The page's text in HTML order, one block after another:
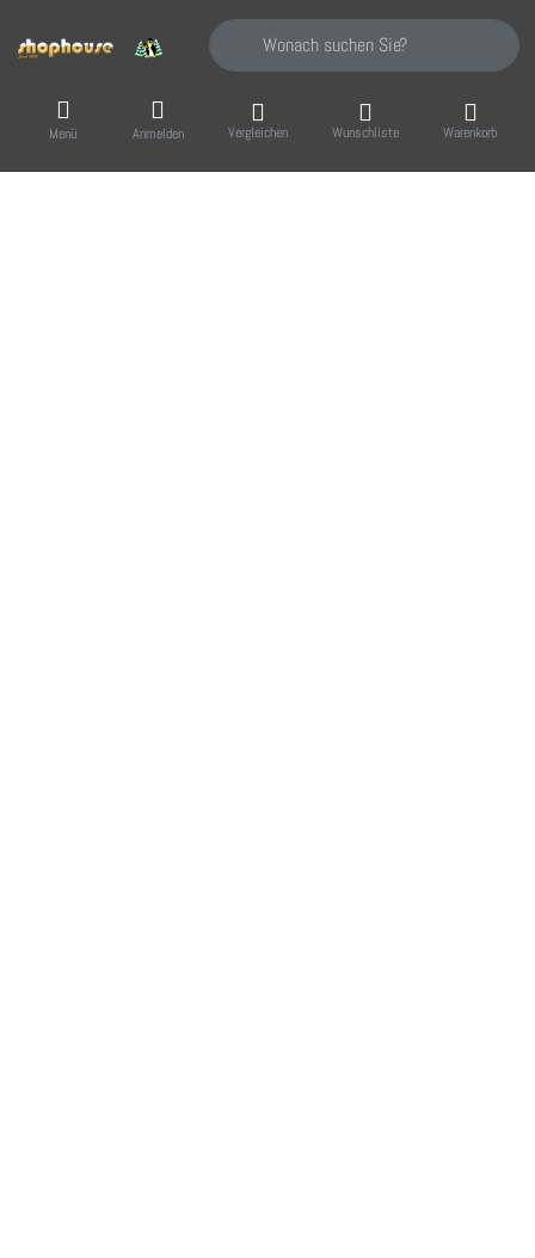
Geben Sie einen Suchbegriff ein. Während
Menü Anmelden Vergleichen Wunschliste Warenkorb